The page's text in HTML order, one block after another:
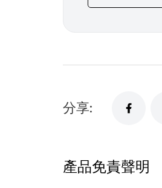
分享:
產品免責聲明